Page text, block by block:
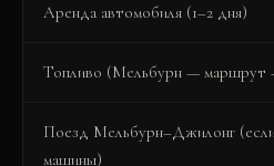
Аренда автомобиля (1–2 дня)
Топливо (Мельбурн — маршрут
Поезд Мельбурн–Джилонг
машины)